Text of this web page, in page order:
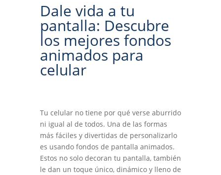
Dale vida a tu
pantalla: Descubre
los mejores fondos
animados para
celular
Tu celular no tiene por qué verse aburrido
ni igual al de todos. Una de las formas
más fáciles y divertidas de personalizarlo
es usando fondos de pantalla animados.
Estos no solo decoran tu pantalla, también
le dan un toque único, dinámico y lleno de